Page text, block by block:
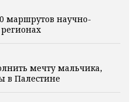
маршрутов научно-
мечту мальчика,
в Палестине